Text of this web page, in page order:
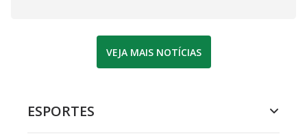
VEJA MAIS NOTÍCIAS
ESPORTES